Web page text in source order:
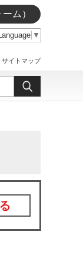
ム）
▼
サイトマップ